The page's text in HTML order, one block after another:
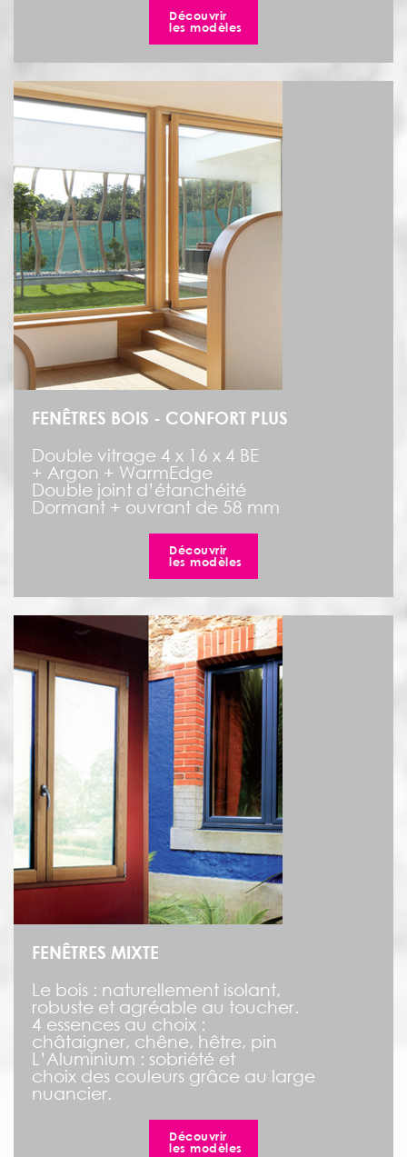
Découvrir
les modèles
FENÊTRES BOIS - CONFORT PLUS
Double vitrage 4 x 16 x 4 BE
+ Argon + WarmEdge
Double joint d’étanchéité
Dormant + ouvrant de 58 mm
Découvrir
les modèles
FENÊTRES MIXTE
Le bois : naturellement isolant,
robuste et agréable au toucher.
4 essences au choix :
châtaigner, chêne, hêtre, pin
L’Aluminium : sobriété et
choix des couleurs grâce au large
nuancier.
Découvrir
les modèles